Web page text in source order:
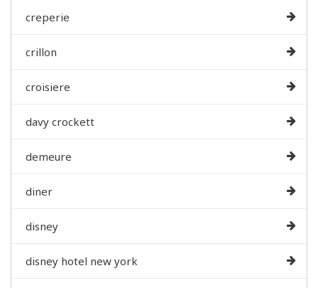
creperie
crillon
croisiere
davy crockett
demeure
diner
disney
disney hotel new york